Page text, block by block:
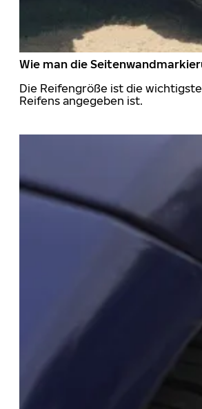
Wie man die
Die Reifengröße ist die
Reifens angegeben ist.